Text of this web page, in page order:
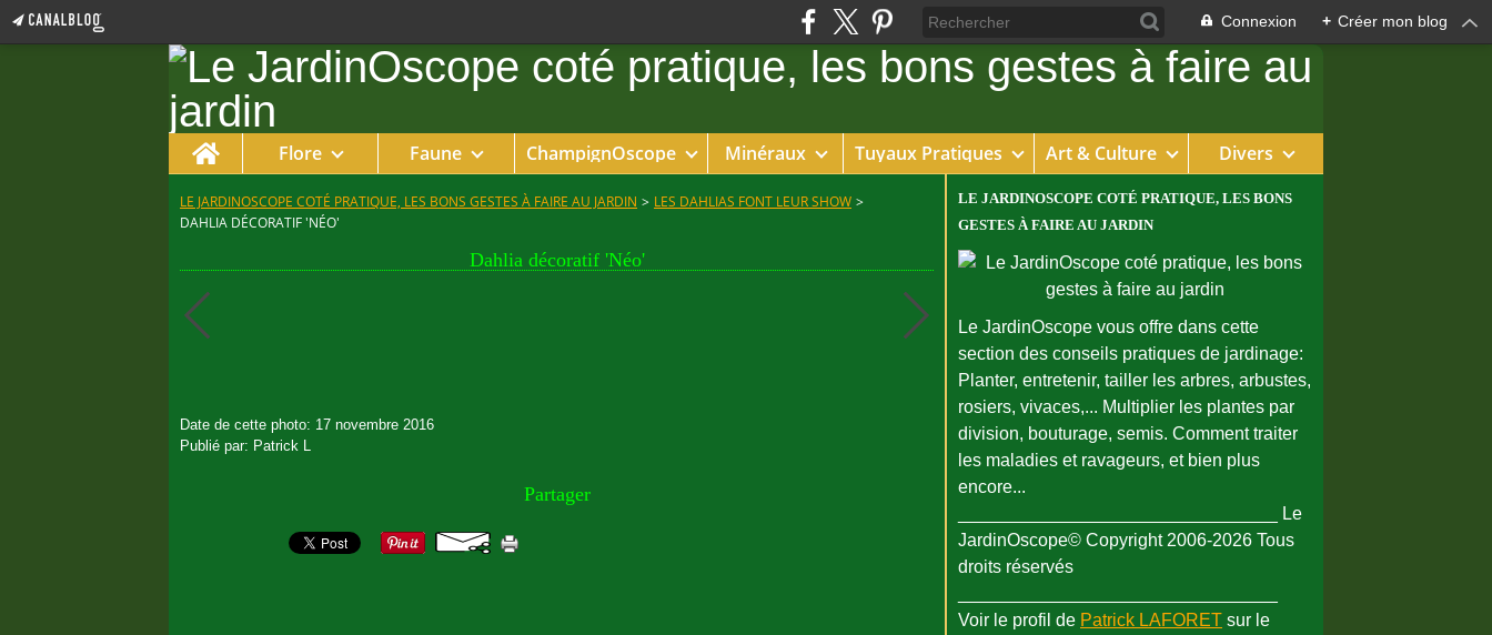
Connexion + Créer mon blog
Home Flore Faune ChampignOscope Minéraux Tuyaux Pratiques Art & Culture Divers
LE JARDINOSCOPE COTÉ PRATIQUE, LES BONS GESTES À FAIRE AU JARDIN > LES DAHLIAS FONT LEUR SHOW >
DAHLIA DÉCORATIF 'NÉO'
Dahlia décoratif 'Néo'
Date de cette photo: 17 novembre 2016
Publié par: Patrick L
Partager
LE JARDINOSCOPE COTÉ PRATIQUE, LES BONS
GESTES À FAIRE AU JARDIN
Le JardinOscope vous offre dans cette
section des conseils pratiques de jardinage:
Planter, entretenir, tailler les arbres, arbustes,
rosiers, vivaces,... Multiplier les plantes par
division, bouturage, semis. Comment traiter
les maladies et ravageurs, et bien plus
encore...
________________________________ Le
JardinOscope© Copyright 2006-2026 Tous
droits réservés
Voir le profil de Patrick LAFORET sur le